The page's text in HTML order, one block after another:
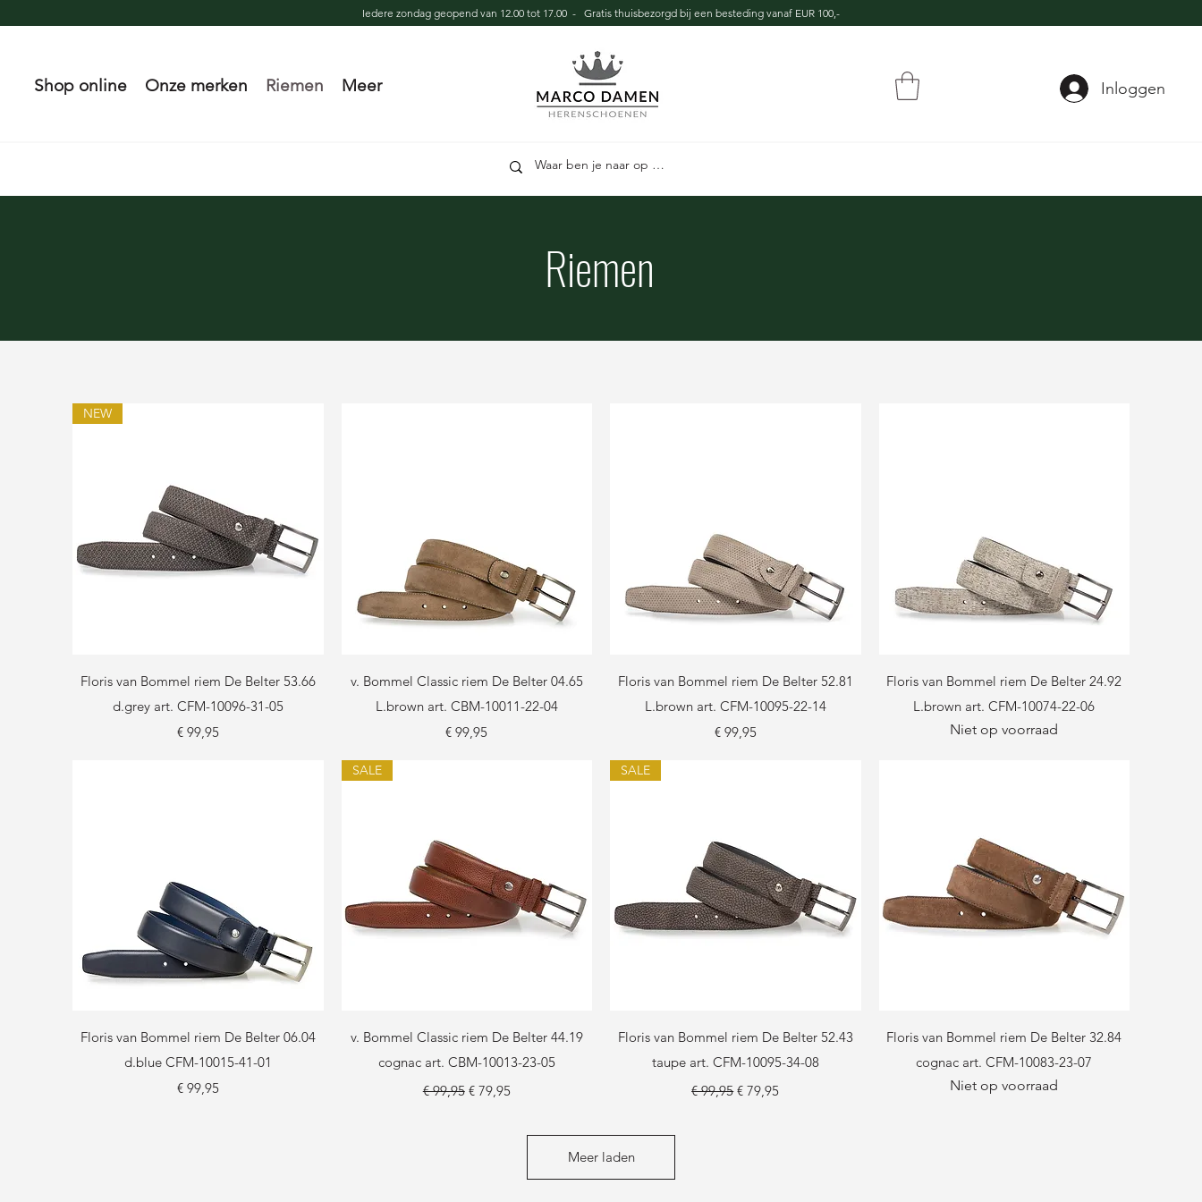
Iedere zondag geopend van 12.00 tot 17.00 - Gratis thuisbezorgd bij een besteding vanaf EUR 100,-
Shop online Onze merken Riemen Meer Inloggen
Riemen
Snel overzicht
NEW
Floris van Bommel riem De Belter 53.66
d.grey art. CFM-10096-31-05
Prijs
€ 99,95
Snel overzicht
v. Bommel Classic riem De Belter 04.65
L.brown art. CBM-10011-22-04
Prijs
€ 99,95
Snel overzicht
Floris van Bommel riem De Belter 52.81
L.brown art. CFM-10095-22-14
Prijs
€ 99,95
Snel overzicht
Floris van Bommel riem De Belter 24.92
L.brown art. CFM-10074-22-06
Niet op voorraad
Snel overzicht
Floris van Bommel riem De Belter 06.04
d.blue CFM-10015-41-01
Prijs
€ 99,95
Snel overzicht
SALE
v. Bommel Classic riem De Belter 44.19
cognac art. CBM-10013-23-05
Normale prijs
€ 99,95 Verkoopprijs
€ 79,95
Snel overzicht
SALE
Floris van Bommel riem De Belter 52.43
taupe art. CFM-10095-34-08
Normale prijs
€ 99,95Verkoopprijs
€ 79,95
Snel overzicht
Floris van Bommel riem De Belter 32.84
cognac art. CFM-10083-23-07
Niet op voorraad
Meer laden